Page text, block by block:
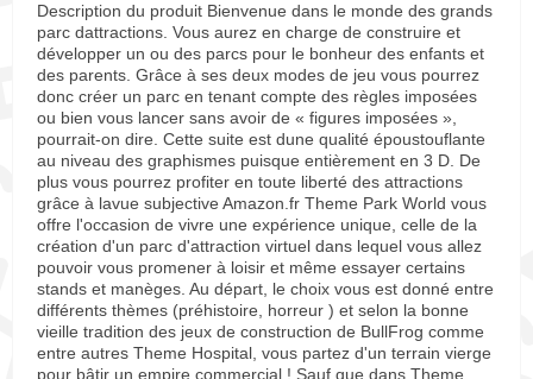
Description du produit Bienvenue dans le monde des grands
parc dattractions. Vous aurez en charge de construire et
développer un ou des parcs pour le bonheur des enfants et
des parents. Grâce à ses deux modes de jeu vous pourrez
donc créer un parc en tenant compte des règles imposées
ou bien vous lancer sans avoir de « figures imposées »,
pourrait-on dire. Cette suite est dune qualité époustouflante
au niveau des graphismes puisque entièrement en 3 D. De
plus vous pourrez profiter en toute liberté des attractions
grâce à lavue subjective Amazon.fr Theme Park World vous
offre l'occasion de vivre une expérience unique, celle de la
création d'un parc d'attraction virtuel dans lequel vous allez
pouvoir vous promener à loisir et même essayer certains
stands et manèges. Au départ, le choix vous est donné entre
différents thèmes (préhistoire, horreur ) et selon la bonne
vieille tradition des jeux de construction de BullFrog comme
entre autres Theme Hospital, vous partez d'un terrain vierge
pour bâtir un empire commercial ! Sauf que dans Theme